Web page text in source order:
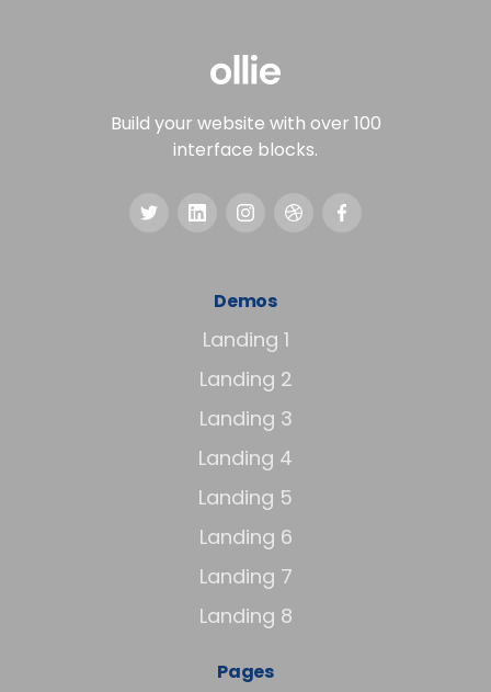
Build your website with over 100
interface blocks.
Demos
Landing 1
Landing 2
Landing 3
Landing 4
Landing 5
Landing 6
Landing 7
Landing 8
Pages